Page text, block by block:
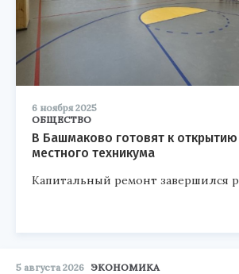
6 ноября 2025
ОБЩЕСТВО
В Башмаково готовят к открытию
местного техникума
Капитальный ремонт завершился
5 августа 2026 ЭКОНОМИКА